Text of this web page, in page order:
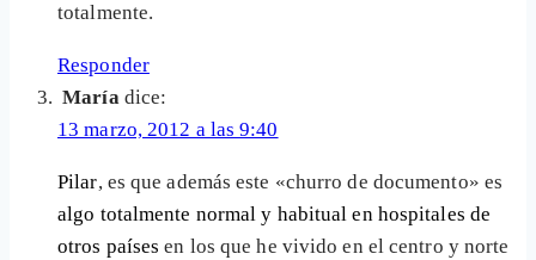
totalmente.
Responder
María dice:
13 marzo, 2012 a las 9:40
Pilar, es que además este «churro de documento» es
algo totalmente normal y habitual en hospitales de
otros países en los que he vivido en el centro y norte